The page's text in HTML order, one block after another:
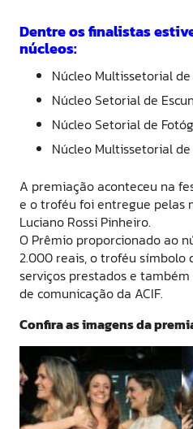
Dentre os finalistas
núcleos:
Núcleo Multissetorial
Núcleo Setorial de
Núcleo Setorial de
Núcleo Multissetorial
A premiação aconteceu na
e o troféu foi entregue pelas
Luciano Rossi Pinheiro.
O Prêmio proporcionado ao
2.000 reais, o troféu símbolo
serviços prestados e
de comunicação da ACIF.
Confira as imagens da